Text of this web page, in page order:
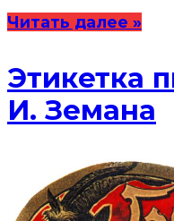
Читать далее »
Этикетка
И. Земана